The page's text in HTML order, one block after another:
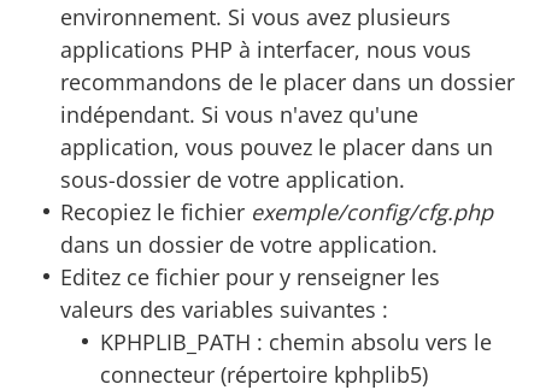
environnement. Si vous avez plusieurs
applications PHP à interfacer, nous vous
recommandons de le placer dans un dossier
indépendant. Si vous n'avez qu'une
application, vous pouvez le placer dans un
sous-dossier de votre application.
Recopiez le fichier exemple/config/cfg.php
dans un dossier de votre application.
Editez ce fichier pour y renseigner les
valeurs des variables suivantes :
KPHPLIB_PATH : chemin absolu vers le
connecteur (répertoire kphplib5)